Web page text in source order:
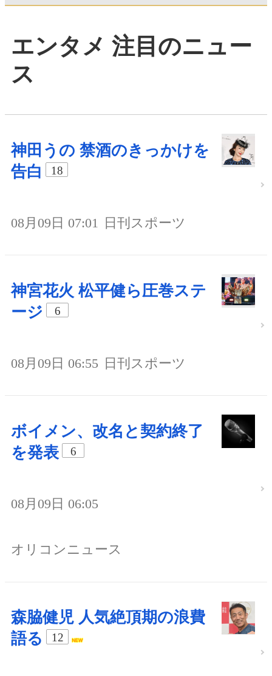
エンタメ 注目のニュー
ス
神田うの 禁酒のきっかけを
告白
18
08月09日 07:01 日刊スポーツ
神宮花火 松平健ら圧巻ステ
ージ
6
08月09日 06:55 日刊スポーツ
ボイメン、改名と契約終了
を発表
6
08月09日 06:05
オリコンニュース
森脇健児 人気絶頂期の浪費
語る
12